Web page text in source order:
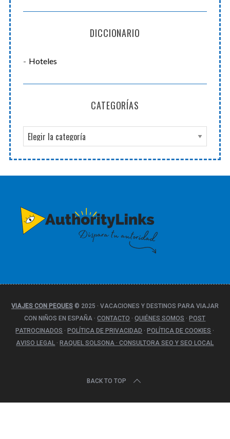
DICCIONARIO
Hoteles
CATEGORÍAS
a
t
e
o
r
í
VIAJES CON PEQUES© 2025 · VACACIONES Y DESTINOS PARA VIAJAR
CON NIÑOS EN ESPAÑA · CONTACTO · QUIÉNES SOMOS · POST
PATROCINADOS · POLÍTICA DE PRIVACIDAD · POLÍTICA DE COOKIES ·
AVISO LEGAL · RAQUEL SOLSONA · CONSULTORA SEO Y SEO LOCAL
BACK TO TOP